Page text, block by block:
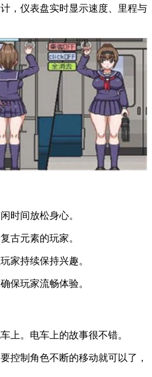
，仪表盘实时显示速度、里程与
时间放松身心。
古元素的玩家。
家持续保持兴趣。
保玩家流畅体验。
上。电车上的故事很不错。
控制角色不断的移动就可以了，